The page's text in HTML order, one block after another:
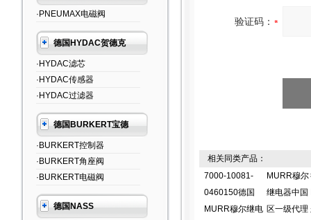
·PNEUMAX电磁阀
德国HYDAC贺德克
·HYDAC滤芯
·HYDAC传感器
·HYDAC过滤器
德国BURKERT宝德
·BURKERT控制器
·BURKERT角座阀
·BURKERT电磁阀
德国NASS
验证码：
相关同类产品：
7000-10081-
0460150德国
MURR穆尔继电
MURR穆尔
继电器中国
区一级代理